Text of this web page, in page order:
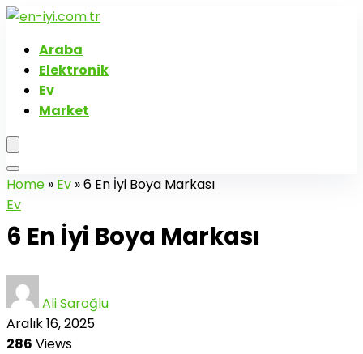
Araba
Elektronik
Ev
Market
Home » Ev »6 En İyi Boya Markası
Ev
6 En İyi Boya Markası
Ali Saroğlu
Aralık 16, 2025
286 Views